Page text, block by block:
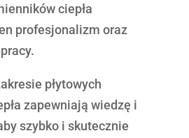
ciepła
profesjonalizm oraz
płytowych
zapewniają wiedzę i
szybko i skutecznie